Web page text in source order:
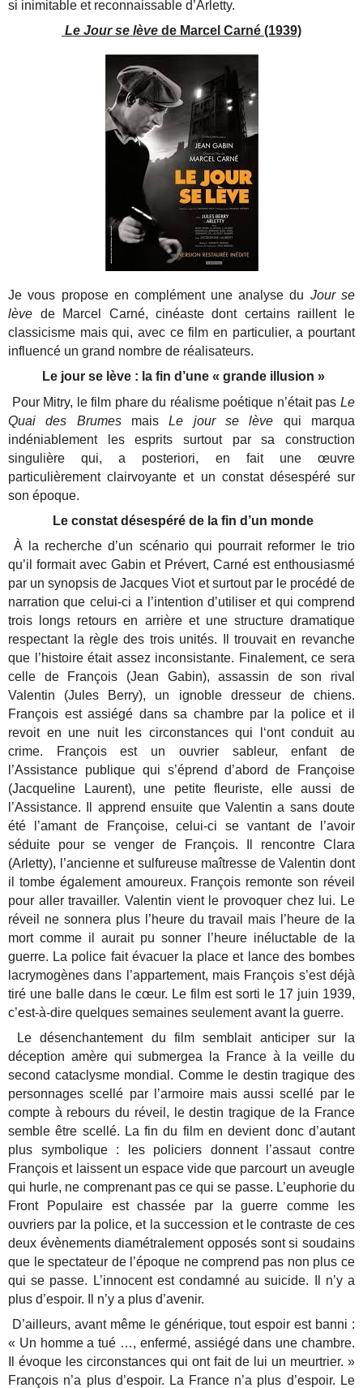
si inimitable et reconnaissable d’Arletty.
Le Jour se lève de Marcel Carné (1939)
Je vous propose en complément une analyse du Jour se
lève de Marcel Carné, cinéaste dont certains raillent le
classicisme mais qui, avec ce film en particulier, a pourtant
influencé un grand nombre de réalisateurs.
Le jour se lève : la fin d’une « grande illusion »
Pour Mitry, le film phare du réalisme poétique n’était pas Le
Quai des Brumes maisLe jour se lève qui marqua
indéniablement les esprits surtout par sa construction
singulière qui, a posteriori, en fait une œuvre
particulièrement clairvoyante et un constat désespéré sur
son époque.
Le constat désespéré de la fin d’un monde
À la recherche d’un scénario qui pourrait reformer le trio
qu’il formait avec Gabin et Prévert, Carné est enthousiasmé
par un synopsis de Jacques Viot et surtout par le procédé de
narration que celui-ci a l’intention d’utiliser et qui comprend
trois longs retours en arrière et une structure dramatique
respectant la règle des trois unités. Il trouvait en revanche
que l’histoire était assez inconsistante. Finalement, ce sera
celle de François (Jean Gabin), assassin de son rival
Valentin (Jules Berry), un ignoble dresseur de chiens.
François est assiégé dans sa chambre par la police et il
revoit en une nuit les circonstances qui l‘ont conduit au
crime. François est un ouvrier sableur, enfant de
l’Assistance publique qui s’éprend d’abord de Françoise
(Jacqueline Laurent), une petite fleuriste, elle aussi de
l’Assistance. Il apprend ensuite que Valentin a sans doute
été l’amant de Françoise, celui-ci se vantant de l’avoir
séduite pour se venger de François. Il rencontre Clara
(Arletty), l’ancienne et sulfureuse maîtresse de Valentin dont
il tombe également amoureux. François remonte son réveil
pour aller travailler. Valentin vient le provoquer chez lui. Le
réveil ne sonnera plus l’heure du travail mais l’heure de la
mort comme il aurait pu sonner l’heure inéluctable de la
guerre. La police fait évacuer la place et lance des bombes
lacrymogènes dans l’appartement, mais François s’est déjà
tiré une balle dans le cœur. Le film est sorti le 17 juin 1939,
c’est-à-dire quelques semaines seulement avant la guerre.
Le désenchantement du film semblait anticiper sur la
déception amère qui submergea la France à la veille du
second cataclysme mondial. Comme le destin tragique des
personnages scellé par l’armoire mais aussi scellé par le
compte à rebours du réveil, le destin tragique de la France
semble être scellé. La fin du film en devient donc d’autant
plus symbolique : les policiers donnent l’assaut contre
François et laissent un espace vide que parcourt un aveugle
qui hurle, ne comprenant pas ce qui se passe. L’euphorie du
Front Populaire est chassée par la guerre comme les
ouvriers par la police, et la succession et le contraste de ces
deux évènements diamétralement opposés sont si soudains
que le spectateur de l’époque ne comprend pas non plus ce
qui se passe. L’innocent est condamné au suicide. Il n’y a
plus d’espoir. Il n’y a plus d’avenir.
D’ailleurs, avant même le générique, tout espoir est banni :
« Un homme a tué …, enfermé, assiégé dans une chambre.
Il évoque les circonstances qui ont fait de lui un meurtrier. »
François n’a plus d’espoir. La France n’a plus d’espoir. Le